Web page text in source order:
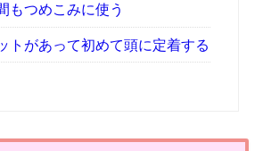
もつめこみに使う
トがあって初めて頭に定着する